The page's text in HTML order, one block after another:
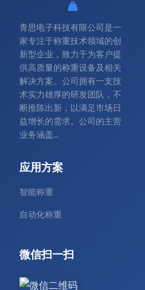
青思电子科技有限公司是一
家专注于称重技术领域的创
新型企业，致力于为客户提
供高质量的称重设备及相关
解决方案。公司拥有一支技
术实力雄厚的研发团队，不
断推陈出新，以满足市场日
益增长的需求。公司的主营
业务涵盖...
应用方案
智能称重
自动化称重
微信扫一扫